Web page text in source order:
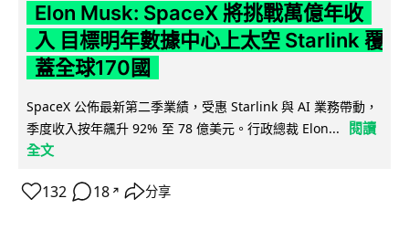
Elon Musk: SpaceX 將挑戰萬億年收
入 目標明年數據中心上太空 Starlink 覆
蓋全球170國
SpaceX 公佈最新第二季業績，受惠 Starlink 與 AI 業務帶動，
季度收入按年飆升 92% 至 78 億美元。行政總裁 Elon...
閱讀
全文
132 18 ↗ 分享